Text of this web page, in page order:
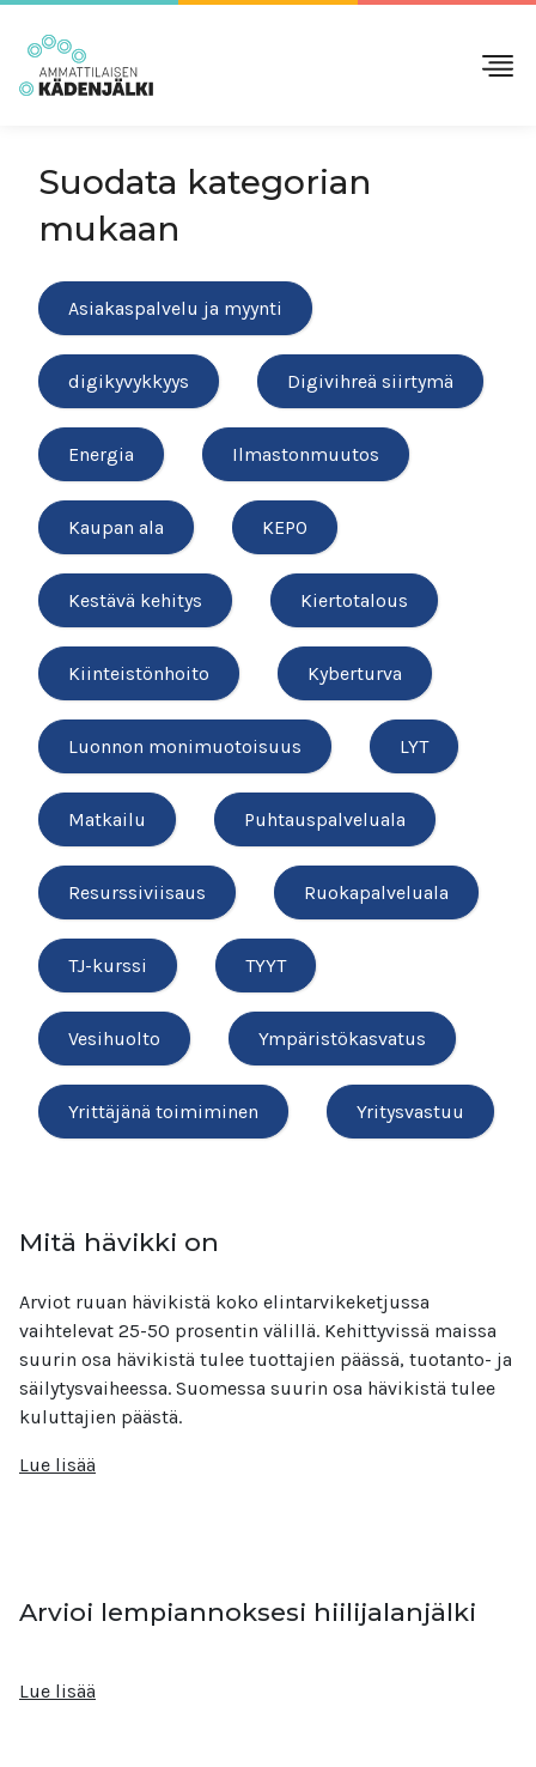
Suodata kategorian
mukaan
Asiakaspalvelu ja myynti
digikyvykkyys Digivihreä siirtymä
Energia Ilmastonmuutos
Kaupan ala KEPO
Kestävä kehitys Kiertotalous
Kiinteistönhoito Kyberturva
Luonnon monimuotoisuus LYT
Matkailu Puhtauspalveluala
Resurssiviisaus Ruokapalveluala
TJ-kurssi TYYT
Vesihuolto Ympäristökasvatus
Yrittäjänä toimiminen Yritysvastuu
Mitä hävikki on
Arviot ruuan hävikistä koko elintarvikeketjussa
vaihtelevat 25-50 prosentin välillä. Kehittyvissä maissa
suurin osa hävikistä tulee tuottajien päässä, tuotanto- ja
säilytysvaiheessa. Suomessa suurin osa hävikistä tulee
kuluttajien päästä.
Lue lisää
Arvioi lempiannoksesi hiilijalanjälki
Lue lisää